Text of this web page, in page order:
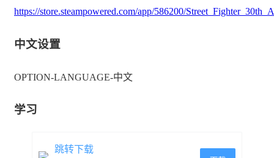
https://store.steampowered.com/app/586200/
中文设置
OPTION-LANGUAGE-中文
学习
跳转下载